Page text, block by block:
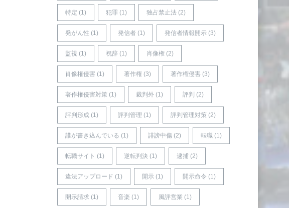
特定 (1) 犯罪 (1) 独占禁止法 (2)
発がん性 (1) 発信者 (1) 発信者情報開示 (3)
監視 (1) 祝辞 (1) 肖像権 (2)
肖像権侵害 (1) 著作権 (3) 著作権侵害 (3)
著作権侵害対策 (1) 裁判外 (1) 評判 (2)
評判形成 (1) 評判管理 (1) 評判管理対策 (2)
誰が書き込んでいる (1) 誹謗中傷 (2) 転職 (1)
転職サイト (1) 逆転判決 (1) 逮捕 (2)
違法アップロード (1) 開示 (1) 開示命令 (1)
開示請求 (1) 音楽 (1) 風評営業 (1)